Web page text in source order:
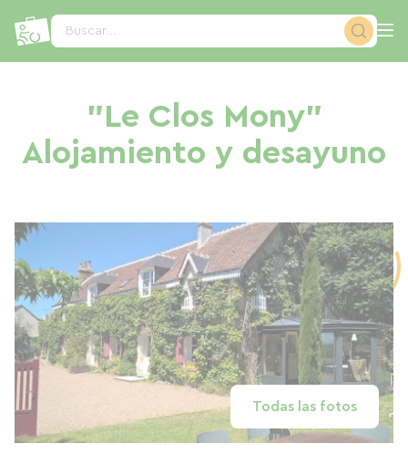
Buscar...
"Le Clos Mony"
Alojamiento y desayuno
Todas las fotos
Panel de gestión de cookies